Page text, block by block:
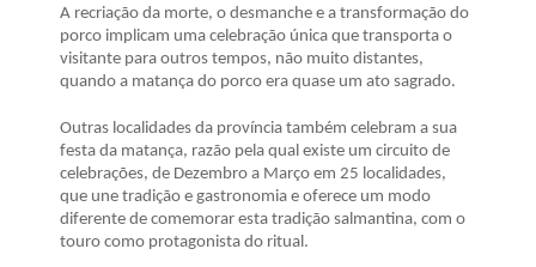
A recriação da morte, o desmanche e a transformação do
porco implicam uma celebração única que transporta o
visitante para outros tempos, não muito distantes,
quando a matança do porco era quase um ato sagrado.
Outras localidades da província também celebram a sua
festa da matança, razão pela qual existe um circuito de
celebrações, de Dezembro a Março em 25 localidades,
que une tradição e gastronomia e oferece um modo
diferente de comemorar esta tradição salmantina, com o
touro como protagonista do ritual.